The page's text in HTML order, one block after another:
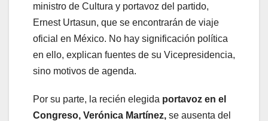
ministro de Cultura y portavoz del partido,
Ernest Urtasun, que se encontrarán de viaje
oficial en México. No hay significación política
en ello, explican fuentes de su Vicepresidencia,
sino motivos de agenda.
Por su parte, la recién elegida portavoz en el
Congreso, Verónica Martínez, se ausenta del